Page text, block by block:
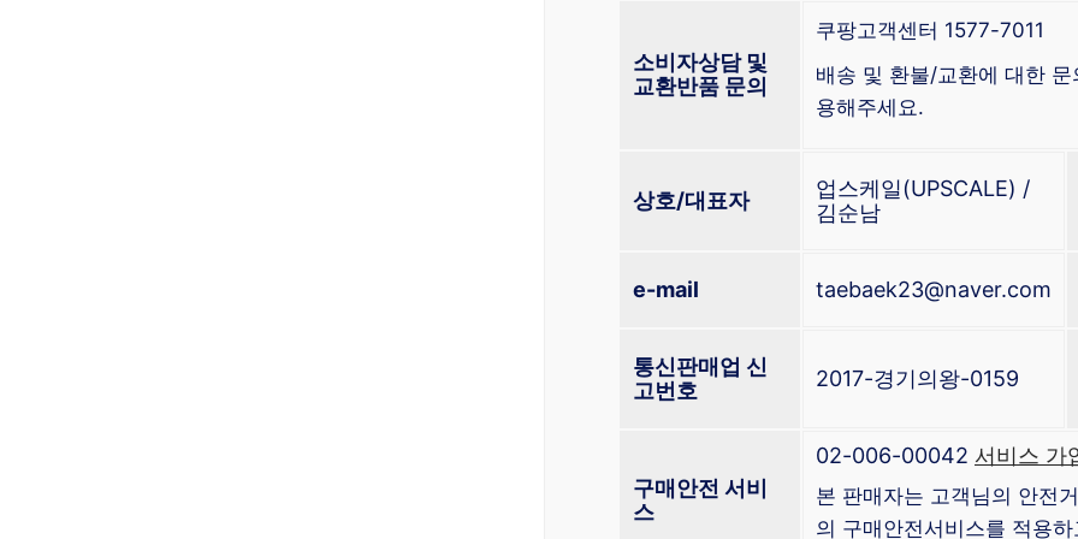
소비자상담 및
교환반품 문의
쿠팡고객센터 1577-7011
배송 및 환불/교환에 대한
용해주세요.
상호/대표자
업스케일(UPSCALE) /
김순남
e-mail taebaek23@naver.com
통신판매업 신
고번호
2017-경기의왕-0159
구매안전 서비
스
02-006-00042 서비스 가
본 판매자는 고객님의 안전
의 구매안전서비스를 적용